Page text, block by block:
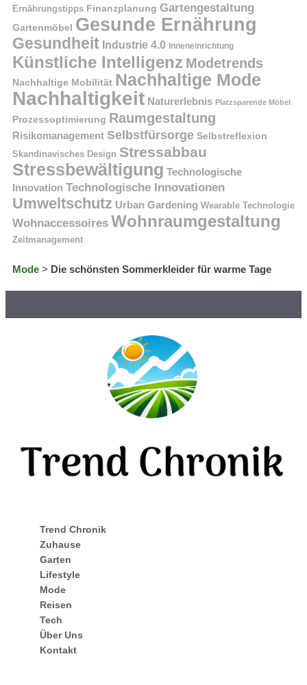
Ernährungstipps Finanzplanung Gartengestaltung
Gartenmöbel Gesunde Ernährung
Gesundheit Industrie 4.0 Inneneinrichtung
Künstliche Intelligenz Modetrends
Nachhaltige Mobilität Nachhaltige Mode
Nachhaltigkeit Naturerlebnis Platzsparende Möbel
Prozessoptimierung Raumgestaltung
Risikomanagement Selbstfürsorge Selbstreflexion
Skandinavisches Design Stressabbau
Stressbewältigung Technologische
Innovation Technologische Innovationen
Umweltschutz Urban Gardening Wearable Technologie
Wohnaccessoires Wohnraumgestaltung
Zeitmanagement
Mode > Die schönsten Sommerkleider für warme Tage
Trend Chronik
Zuhause
Garten
Lifestyle
Mode
Reisen
Tech
Über Uns
Kontakt